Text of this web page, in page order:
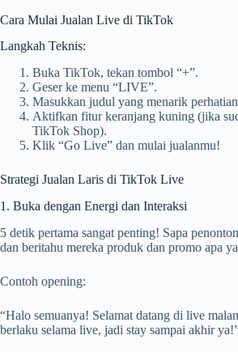
Cara Mulai Jualan Live di TikTok
Langkah Teknis:
Buka TikTok, tekan tombol “+”.
Geser ke menu “LIVE”.
Masukkan judul yang menarik
Aktifkan fitur keranjang kuning (jika
TikTok Shop).
Klik “Go Live” dan mulai jualanmu!
Strategi Jualan Laris di TikTok Live
1. Buka dengan Energi dan Interaksi
5 detik pertama sangat penting! Sapa
dan beritahu mereka produk dan promo apa
Contoh opening:
“Halo semuanya! Selamat datang di live
berlaku selama live, jadi stay sampai akhir